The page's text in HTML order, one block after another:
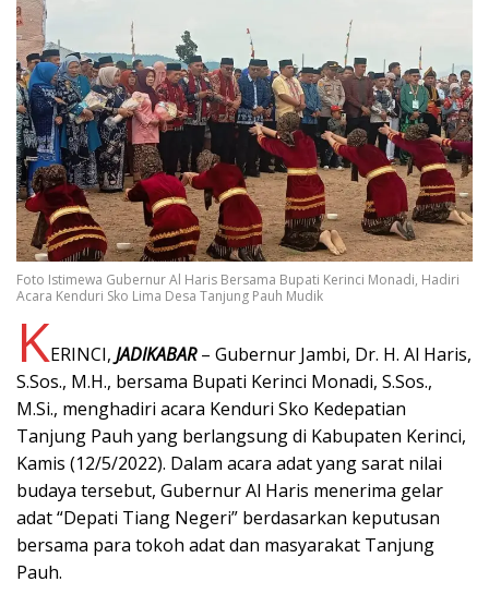
Foto Istimewa Gubernur Al Haris Bersama Bupati Kerinci Monadi, Hadiri
Acara Kenduri Sko Lima Desa Tanjung Pauh Mudik
KERINCI, JADIKABAR– Gubernur Jambi, Dr. H. Al Haris,
S.Sos., M.H., bersama Bupati Kerinci Monadi, S.Sos.,
M.Si., menghadiri acara Kenduri Sko Kedepatian
Tanjung Pauh yang berlangsung di Kabupaten Kerinci,
Kamis (12/5/2022). Dalam acara adat yang sarat nilai
budaya tersebut, Gubernur Al Haris menerima gelar
adat “Depati Tiang Negeri” berdasarkan keputusan
bersama para tokoh adat dan masyarakat Tanjung
Pauh.